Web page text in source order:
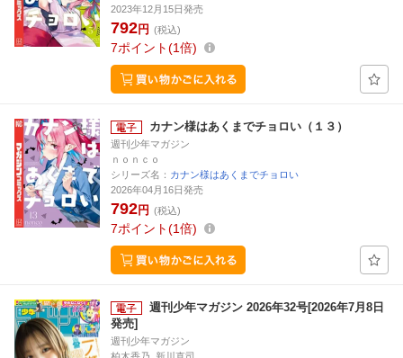
2023年12月15日発売
792円 (税込)
7ポイント 1倍
カナン様はあくまでチョロい（１３）
週刊少年マガジン
ｎｏｎｃｏ
シリーズ名： カナン様はあくまでチョロい
2026年04月16日発売
792円 (税込)
7ポイント 1倍
週刊少年マガジン 2026年32号[2026年7月8日
発売]
週刊少年マガジン